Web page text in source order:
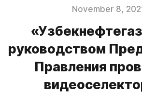
November 8,
руководством
Правления